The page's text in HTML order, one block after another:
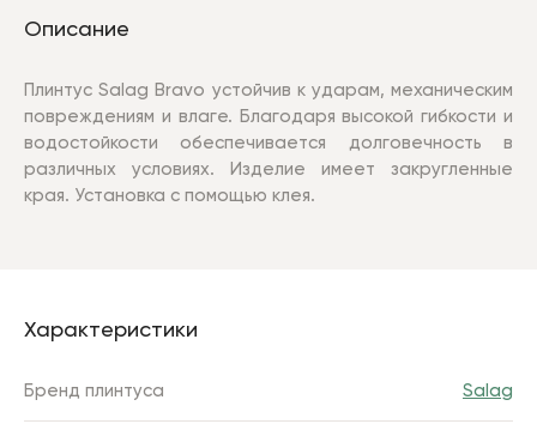
Описание
Плинтус Salag Bravo устойчив к ударам, механическим
повреждениям и влаге. Благодаря высокой гибкости и
водостойкости обеспечивается долговечность в
различных условиях. Изделие имеет закругленные
края. Установка с помощью клея.
Характеристики
Бренд плинтуса Salag